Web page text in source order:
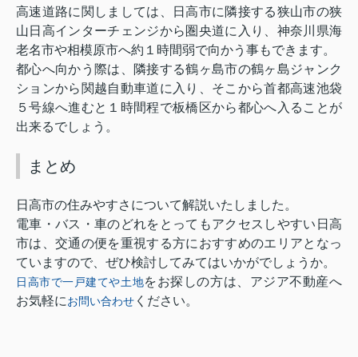
高速道路に関しましては、日高市に隣接する狭山市の狭
山日高インターチェンジから圏央道に入り、神奈川県海
老名市や相模原市へ約１時間弱で向かう事もできます。
都心へ向かう際は、隣接する鶴ヶ島市の鶴ヶ島ジャンク
ションから関越自動車道に入り、そこから首都高速池袋
５号線へ進むと１時間程で板橋区から都心へ入ることが
出来るでしょう。
まとめ
日高市の住みやすさについて解説いたしました。
電車・バス・車のどれをとってもアクセスしやすい日高
市は、交通の便を重視する方におすすめのエリアとなっ
ていますので、ぜひ検討してみてはいかがでしょうか。
日高市で一戸建てや土地をお探しの方は、アジア不動産へ
お気軽にお問い合わせ ください。